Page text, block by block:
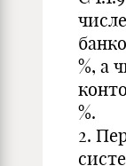
%, а
%.
2.